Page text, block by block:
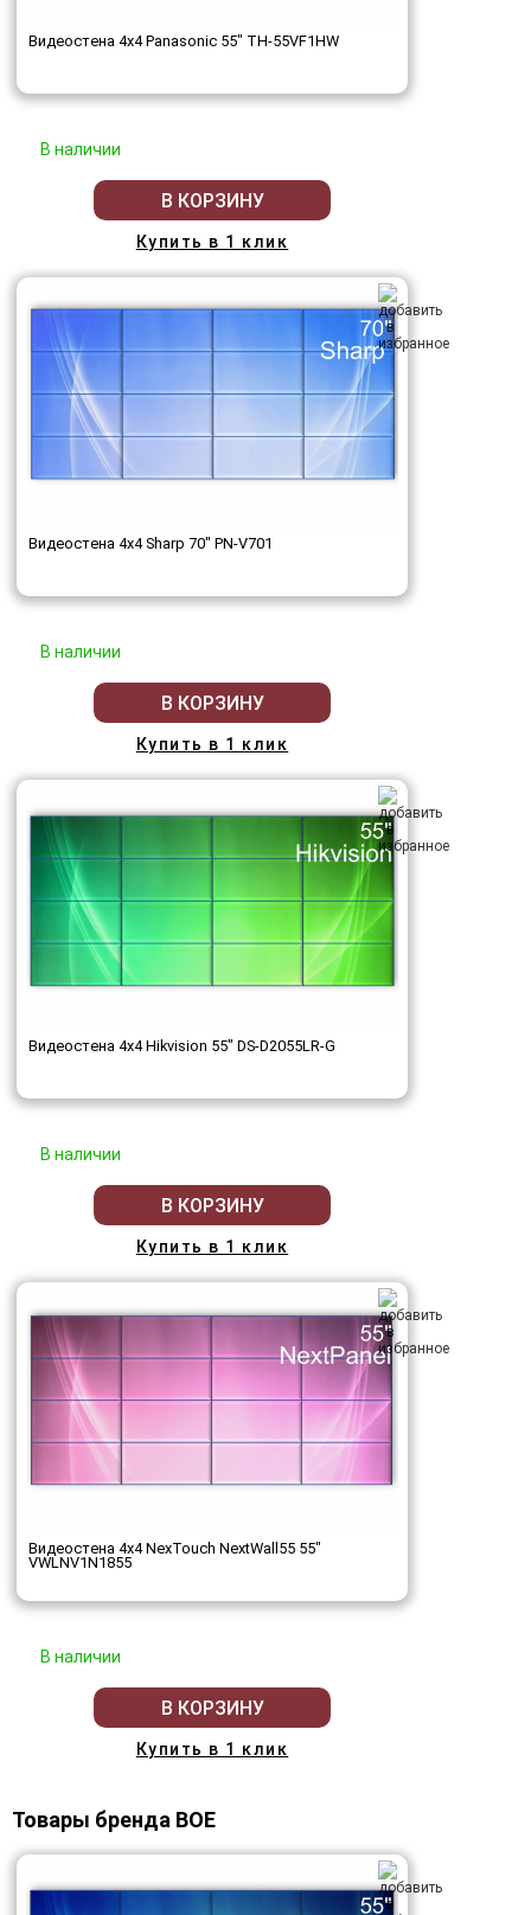
Видеостена 4x4 Panasonic 55" TH-55VF1HW
В наличии
В КОРЗИНУ
Купить в 1 клик
Видеостена 4x4 Sharp 70" PN-V701
В наличии
В КОРЗИНУ
Купить в 1 клик
Видеостена 4x4 Hikvision 55" DS-D2055LR-G
В наличии
В КОРЗИНУ
Купить в 1 клик
Видеостена 4x4 NexTouch NextWall55 55"
VWLNV1N1855
В наличии
В КОРЗИНУ
Купить в 1 клик
Товары бренда BOE